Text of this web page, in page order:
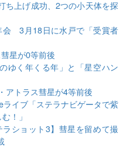
ち上げ成功、2つの小天体を探
会 3月18日に水戸で「受賞者
星が0等前後
ゆく年くる年」と「星空ハン
アトラス彗星が4等前後
イブ「ステラナビゲータで紫
！」
ショット3】彗星を留めて撮